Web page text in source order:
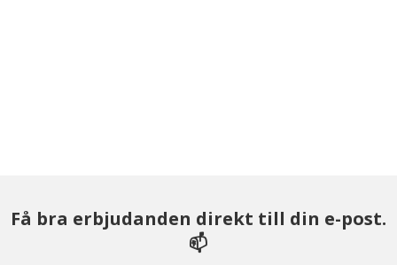
Få bra erbjudanden direkt till din e-post.
📫